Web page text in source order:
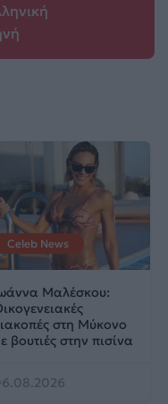
Celeb News
Μαλέσκου:
στη Μύκονο
βουτιές στην πισίνα